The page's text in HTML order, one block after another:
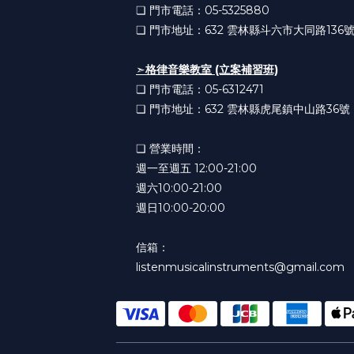
❏ 門市電話：05-5325880
❏ 門市地址：632 雲林縣斗六市大同路136號
➣格律音樂教室 (立案補習班)
❏ 門市電話：05-6312471
❏ 門市地址：632 雲林縣虎尾鎮中山路36號
❏ 營業時間：
週一至週五 12:00-21:00
週六10:00-21:00
週日10:00-20:00
信箱：
listenmusicalinstruments@gmail.com